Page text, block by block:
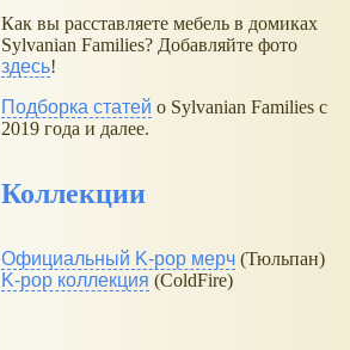
Как вы расставляете мебель в домиках
Sylvanian Families? Добавляйте фото
здесь!
Подборка статей о Sylvanian Families с
2019 года и далее.
Коллекции
Официальный K-pop мерч (Тюльпан)
K-pop коллекция (ColdFire)